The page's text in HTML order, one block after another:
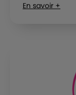
En savoir +